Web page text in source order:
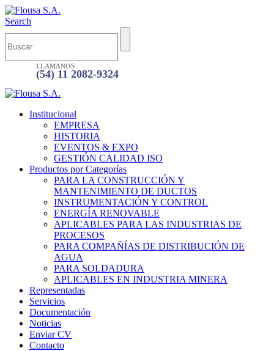
Search
LLAMANOS
(54) 11 2082-9324
Institucional
EMPRESA
HISTORIA
EVENTOS & EXPO
GESTIÓN CALIDAD ISO
Productos por Categorías
PARA LA CONSTRUCCIÓN Y
MANTENIMIENTO DE DUCTOS
INSTRUMENTACIÓN Y CONTROL
ENERGÍA RENOVABLE
APLICABLES PARA LAS INDUSTRIAS DE
PROCESOS
PARA COMPAÑÍAS DE DISTRIBUCIÓN DE
AGUA
PARA SOLDADURA
APLICABLES EN INDUSTRIA MINERA
Representadas
Servicios
Documentación
Noticias
Enviar CV
Contacto